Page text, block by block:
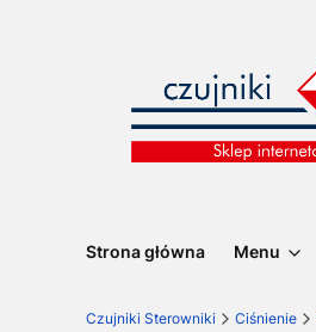
Strona główna Menu
Czujniki Sterowniki Ciśnienie